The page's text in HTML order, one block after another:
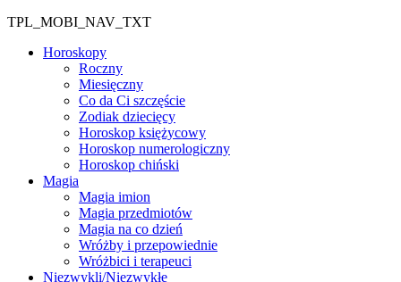
TPL_MOBI_NAV_TXT
Horoskopy
Roczny
Miesięczny
Co da Ci szczęście
Zodiak dziecięcy
Horoskop księżycowy
Horoskop numerologiczny
Horoskop chiński
Magia
Magia imion
Magia przedmiotów
Magia na co dzień
Wróżby i przepowiednie
Wróżbici i terapeuci
Niezwykli/Niezwykłe